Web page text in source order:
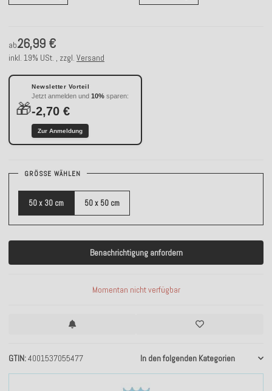
GTIN 4001537055477 In den folgenden Kategorien
ab26,99 €
inkl. 19% USt. , zzgl. Versand
🎁
Newsletter Vorteil
Jetzt anmelden und 10% sparen:
-2,70 €
Zur Anmeldung
GRÖSSE WÄHLEN
50 x 30 cm 50 x 50 cm
Benachrichtigung anfordern
Momentan nicht verfügbar